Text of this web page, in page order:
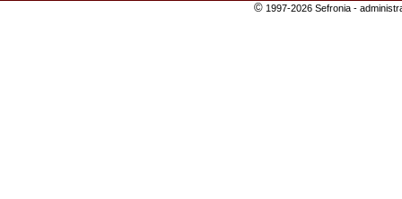
©1997-2026 Sefronia -